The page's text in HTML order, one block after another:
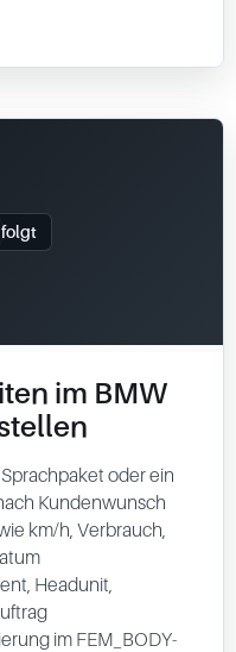
im BMW
oder ein
Kundenwunsch
km/h, Verbrauch,
Headunit,
im FEM_BODY-